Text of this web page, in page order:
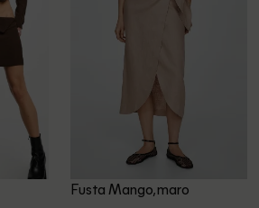
Fusta Mango, maro